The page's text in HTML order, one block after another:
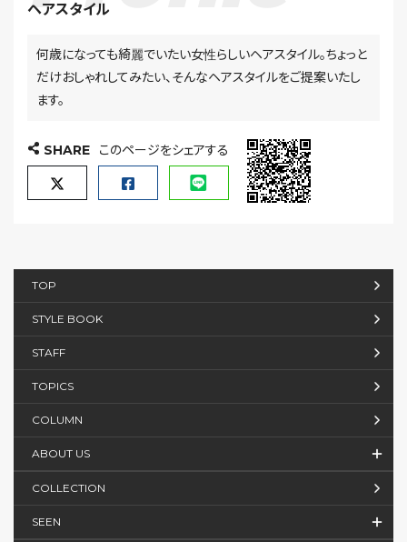
ヘアスタイル
何歳になっても綺麗でいたい女性らしいヘアスタイル。ちょっと
だけおしゃれしてみたい、そんなヘアスタイルをご提案いたし
ます。
SHARE このページをシェアする
TOP
STYLE BOOK
STAFF
TOPICS
COLUMN
ABOUT US
COLLECTION
SEEN